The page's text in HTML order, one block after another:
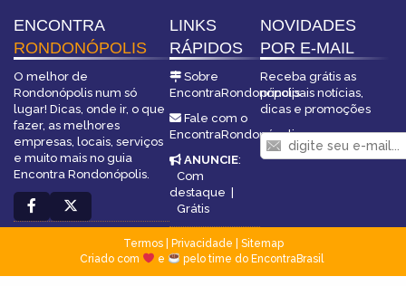
ENCONTRA
RONDONÓPOLIS
O melhor de
Rondonópolis num só
lugar! Dicas, onde ir, o que
fazer, as melhores
empresas, locais, serviços
e muito mais no guia
Encontra Rondonópolis.
LINKS
RÁPIDOS
Sobre
EncontraRondonópolis
Fale com o
EncontraRondonópolis
ANUNCIE:
Com
destaque
Grátis
NOVIDADES
POR E-MAIL
Receba grátis as
principais notícias,
dicas e promoções
Termos| Privacidade
Sitemap
Criado com
e pelo time do EncontraBrasil